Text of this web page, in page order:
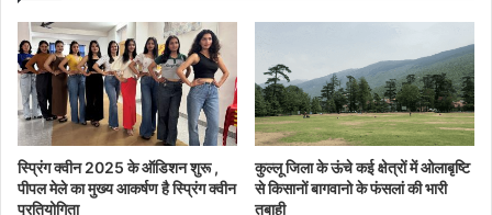
स्प्रिंग क्वीन 2025 के ऑडिशन शुरू ,
पीपल मेले का मुख्य आकर्षण है स्प्रिंग क्वीन
प्रतियोगिता
कुल्लू जिला के ऊंचे कई क्षेत्रों में ओलाबृष्टि
से किसानों बागवानो के फंसलां की भारी
तबाही